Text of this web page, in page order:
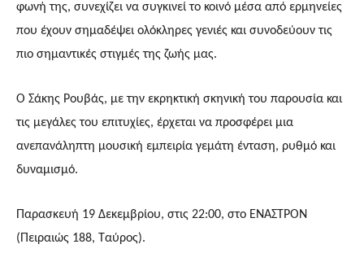
φωνή της, συνεχίζει να συγκινεί το κοινό μέσα από ερμηνείες
που έχουν σημαδέψει ολόκληρες γενιές και συνοδεύουν τις
πιο σημαντικές στιγμές της ζωής μας.
Ο Σάκης Ρουβάς, με την εκρηκτική σκηνική του παρουσία και
τις μεγάλες του επιτυχίες, έρχεται να προσφέρει μια
ανεπανάληπτη μουσική εμπειρία γεμάτη ένταση, ρυθμό και
δυναμισμό.
Παρασκευή 19 Δεκεμβρίου, στις 22:00, στο ΕΝΑΣΤΡΟΝ
(Πειραιώς 188, Ταύρος).